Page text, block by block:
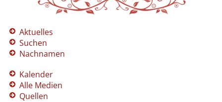
Aktuelles
Suchen
Nachnamen
Kalender
Alle Medien
Quellen